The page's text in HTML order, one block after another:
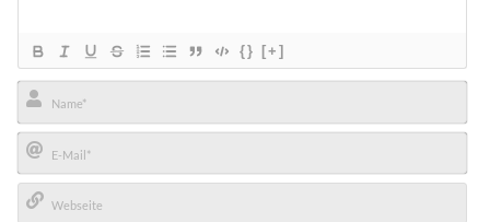
{} [+]
Name*
E-
Mail*